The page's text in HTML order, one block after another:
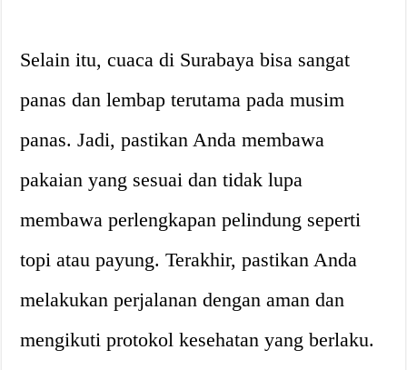
Selain itu, cuaca di Surabaya bisa sangat
panas dan lembap terutama pada musim
panas. Jadi, pastikan Anda membawa
pakaian yang sesuai dan tidak lupa
membawa perlengkapan pelindung seperti
topi atau payung. Terakhir, pastikan Anda
melakukan perjalanan dengan aman dan
mengikuti protokol kesehatan yang berlaku.